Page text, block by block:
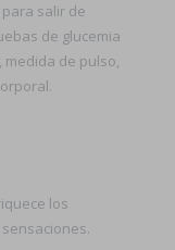
salir de
de glucemia
medida de pulso,
los